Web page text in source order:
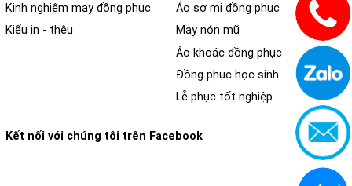
Kinh nghiệm may đồng phục
Kiểu in - thêu
Áo sơ mi đồng phục
May nón mũ
Áo khoác đồng phục
Đồng phục học sinh
Lễ phục tốt nghiệp
Kết nối với chúng tôi trên Facebook